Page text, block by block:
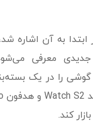
معرفی
را در یک
کند.